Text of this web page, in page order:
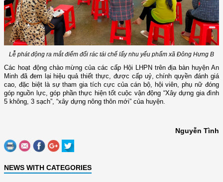
Lễ phát động ra mắt điểm đổi rác tái chế lấy nhu yếu phẩm xã Đông Hưng B
Các hoạt động chào mừng của các cấp Hội LHPN trên địa bàn huyện An
Minh đã đem lại hiệu quả thiết thực được cấp uỷ, chính quyền đánh giá
cao, đặc biệt là sự tham giatích cực của cán bộ, hội viên, phụ nữ đóng
góp nguồn lực , góp phần thực hiện tốt cuộc vận động “Xây dựng gia đình
5 không, 3 sạch”, “xây dựng nông thôn mới” của huyện.
Nguyễn Tình
NEWS WITH CATEGORIES